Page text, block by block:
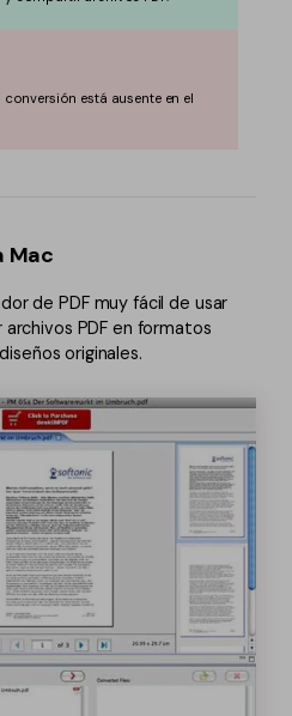
está ausente en el
Mac
de PDF muy fácil de usar
PDF en formatos
originales.